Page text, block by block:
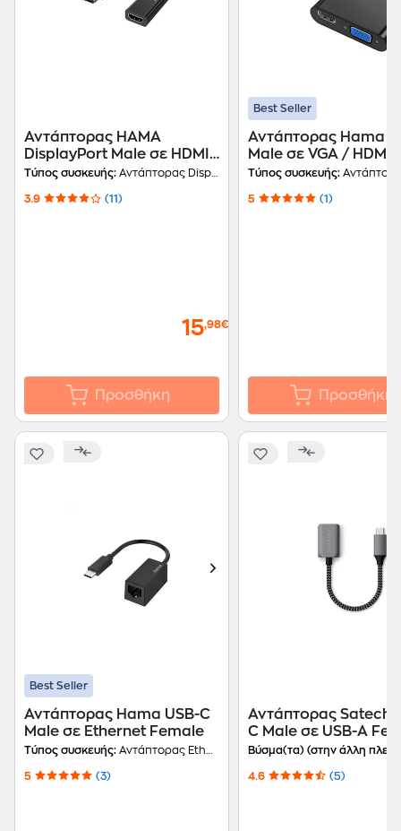
Αντάπτορας HAMA
DisplayPort Male σε HDMI
Female
Τύπος συσκευής: Αντάπτορας DisplayPort
3.9 (11)
15,98€
Προσθήκη
Best Seller
Αντάπτορας Hama
Male σε VGA / HDMI
Female
Τύπος συσκευής: Αντάπτορας
5 (1)
Προσθήκη
Best Seller
Αντάπτορας Hama USB-C
Male σε Ethernet Female
Τύπος συσκευής: Αντάπτορας Ethernet
5 (3)
Αντάπτορας Satechi
C Male σε USB-A
Βύσμα(τα) (στην άλλη
4.6 (5)